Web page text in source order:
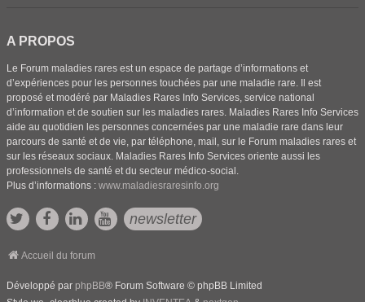
A PROPOS
Le Forum maladies rares est un espace de partage d’informations et
d’expériences pour les personnes touchées par une maladie rare. Il est
proposé et modéré par Maladies Rares Info Services, service national
d’information et de soutien sur les maladies rares. Maladies Rares Info Services
aide au quotidien les personnes concernées par une maladie rare dans leur
parcours de santé et de vie, par téléphone, mail, sur le Forum maladies rares et
sur les réseaux sociaux. Maladies Rares Info Services oriente aussi les
professionnels de santé et du secteur médico-social.
Plus d’informations : www.maladiesraresinfo.org
newsletter
Accueil du forum
Développé par phpBB® Forum Software © phpBB Limited